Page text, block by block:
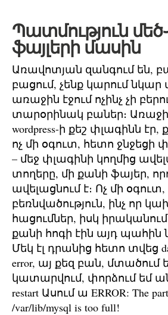
Պատմություն
ֆայլերի մասին
Առավոտյան զանգում են,
բացում, չենք կարում նկար
առաջին էջում ոչինչ չի
տարօրինակ բաներ։
wordpress-ի քեշ փլագինն էր,
ոչ մի օգուտ, հետո ջնջեցի
– մեջ փլագինի կողմից
տողերը, մի քանի ֆայեր,
ավելացնում է։ Ոչ մի
բեռնվածություն, ինչ որ
հացումներ, իսկ
քանի հոգի էին այդ պահին
Մեկ էլ դրանից հետո տվեց
error, այ քեզ բան, մտածում
կատարվում, փորձում եմ
restart Ասում ա ERROR: The
/var/lib/mysql is too full!